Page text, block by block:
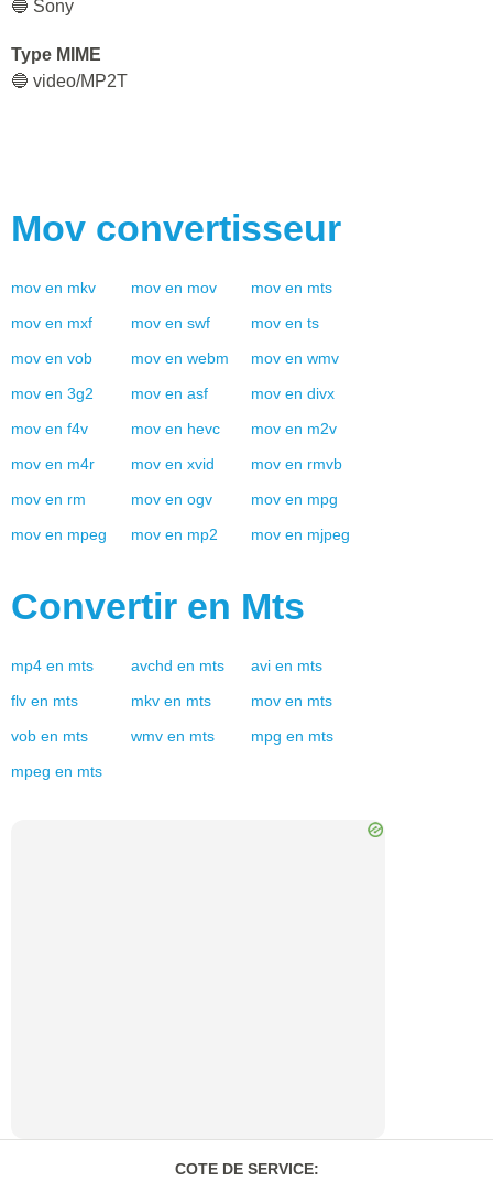
🔵 Sony
Type MIME
🔵 video/MP2T
Mov convertisseur
mov en mkv mov en mov mov en mts
mov en mxf mov en swf mov en ts
mov en vob mov en webm mov en wmv
mov en 3g2 mov en asf mov en divx
mov en f4v mov en hevc mov en m2v
mov en m4r mov en xvid mov en rmvb
mov en rm mov en ogv mov en mpg
mov en mpeg mov en mp2 mov en mjpeg
Convertir en Mts
mp4 en mts avchd en mts avi en mts
flv en mts mkv en mts mov en mts
vob en mts wmv en mts mpg en mts
mpeg en mts
COTE DE SERVICE: